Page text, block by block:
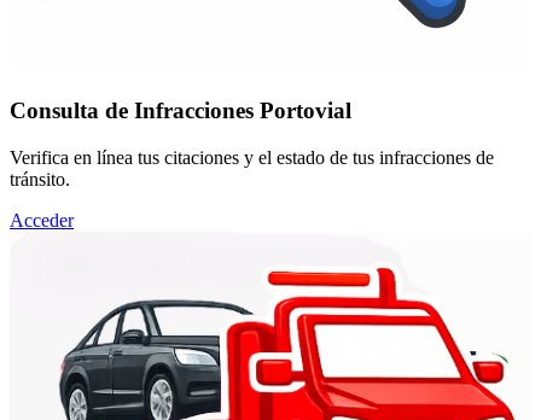
Consulta de Infracciones Portovial
Verifica en línea tus citaciones y el estado de tus infracciones de
tránsito.
Acceder